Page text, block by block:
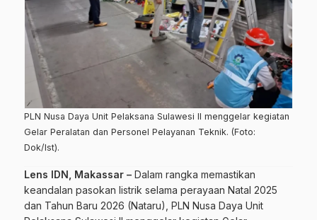
PLN Nusa Daya Unit Pelaksana Sulawesi II menggelar kegiatan
Gelar Peralatan dan Personel Pelayanan Teknik. (Foto:
Dok/Ist).
Lens IDN, Makassar – Dalam rangka memastikan
keandalan pasokan listrik selama perayaan Natal 2025
dan Tahun Baru 2026 (Nataru), PLN Nusa Daya Unit